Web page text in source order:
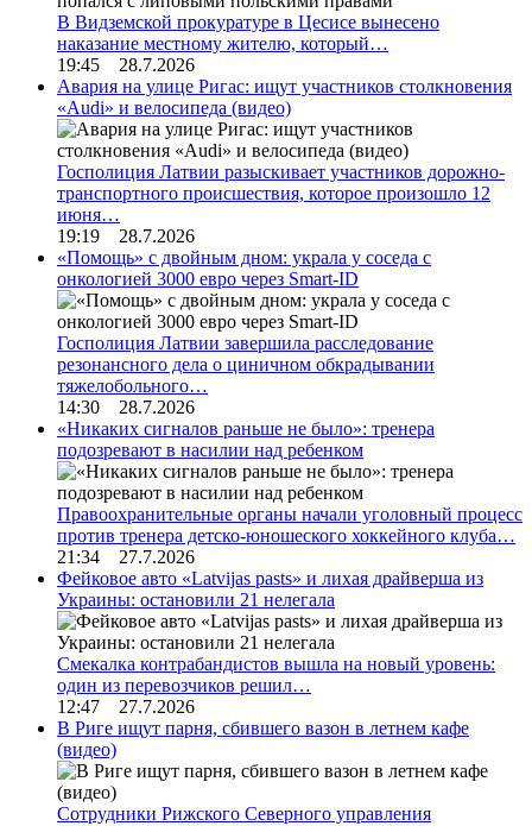
В Видземской прокуратуре в Цесисе вынесено
наказание местному жителю, который…
19:45 28.7.2026
Авария на улице Ригас: ищут участников столкновения
«Audi» и велосипеда (видео)
Госполиция Латвии разыскивает участников дорожно-
транспортного происшествия, которое произошло 12
июня…
19:19 28.7.2026
«Помощь» с двойным дном: украла у соседа с
онкологией 3000 евро через Smart-ID
Госполиция Латвии завершила расследование
резонансного дела о циничном обкрадывании
тяжелобольного…
14:30 28.7.2026
«Никаких сигналов раньше не было»: тренера
подозревают в насилии над ребенком
Правоохранительные органы начали уголовный процесс
против тренера детско-юношеского хоккейного клуба…
21:34 27.7.2026
Фейковое авто «Latvijas pasts» и лихая драйверша из
Украины: остановили 21 нелегала
Смекалка контрабандистов вышла на новый уровень:
один из перевозчиков решил…
12:47 27.7.2026
В Риге ищут парня, сбившего вазон в летнем кафе
(видео)
Сотрудники Рижского Северного управления